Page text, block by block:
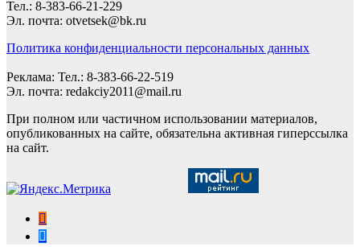
Тел.: 8-383-66-21-229
Эл. почта: otvetsek@bk.ru
Политика конфиденциальности персональных данных
Реклама: Тел.: 8-383-66-22-519
Эл. почта: redakciy2011@mail.ru
При полном или частичном использовании материалов,
опубликованных на сайте, обязательна активная гиперссылка
на сайт.